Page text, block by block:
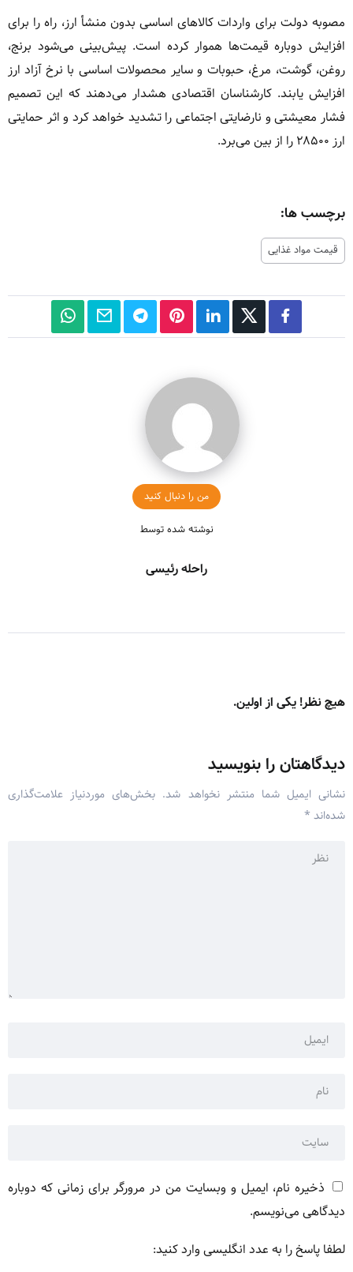
مصوبه دولت برای واردات کالاهای اساسی بدون منشأ ارز، راه را برای
افزایش دوباره قیمت‌ها هموار کرده است. پیش‌بینی می‌شود برنج،
روغن، گوشت، مرغ، حبوبات و سایر محصولات اساسی با نرخ آزاد ارز
افزایش یابند. کارشناسان اقتصادی هشدار می‌دهند که این تصمیم
فشار معیشتی و نارضایتی اجتماعی را تشدید خواهد کرد و اثر حمایتی
ارز ۲۸۵۰۰ را از بین می‌برد.
برچسب ها:
قیمت مواد غذایی
من را دنبال کنید
نوشته شده توسط
راحله رئیسی
هیچ نظر! یکی از اولین.
دیدگاهتان را بنویسید
نشانی ایمیل شما منتشر نخواهد شد. بخش‌های موردنیاز علامت‌گذاری
شده‌اند *
ذخیره نام، ایمیل و وبسایت من در مرورگر برای زمانی که دوباره
دیدگاهی می‌نویسم.
لطفا پاسخ را به عدد انگلیسی وارد کنید: